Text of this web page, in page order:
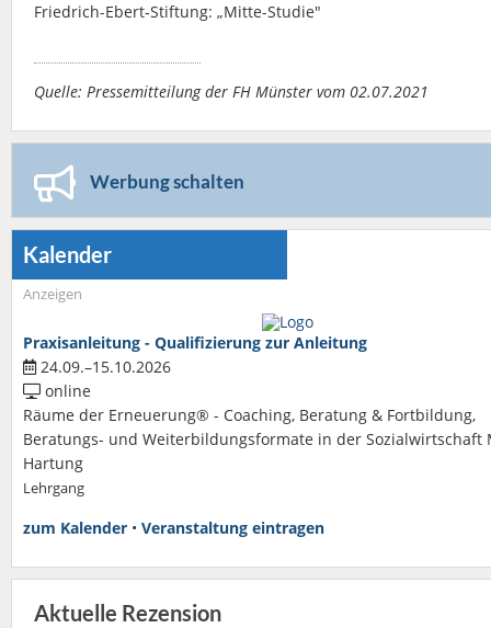
Friedrich-Ebert-Stiftung: „Mitte-Studie"
Quelle: Pressemitteilung der FH Münster vom 02.07.2021
Werbung schalten
Kalender
Anzeigen
Praxisanleitung - Qualifizierung zur Anleitung
24.09.–15.10.2026
online
Räume der Erneuerung® - Coaching, Beratung & Fortbildung,
Beratungs- und Weiterbildungsformate in der Sozialwirtschaft
Hartung
Lehrgang
zum Kalender • Veranstaltung eintragen
Aktuelle Rezension